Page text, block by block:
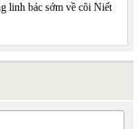
linh bác sớm về cõi Niết